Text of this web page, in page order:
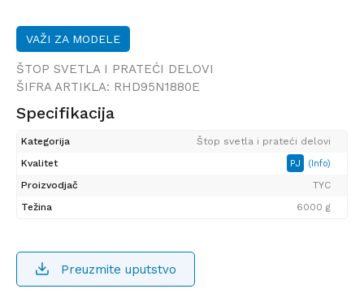
VAŽI ZA MODELE
ŠTOP SVETLA I PRATEĆI DELOVI
ŠIFRA ARTIKLA: RHD95N1880E
Specifikacija
Kategorija
Štop svetla i prateći delovi
Kvalitet
PJ (Info)
Proizvodjač
TYC
Težina
6000 g
Preuzmite uputstvo